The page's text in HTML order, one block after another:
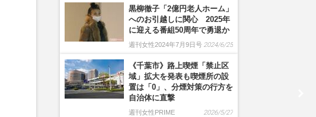
黒柳徹子「2億円老人ホーム」
へのお引越しに関心 2025年
に迎える番組50周年で勇退か
週刊女性2024年7月9日号 2024/6/25
《千葉市》路上喫煙「禁止区
域」拡大を発表も喫煙所の設
置は「0」、分煙対策の行方を
自治体に直撃
週刊女性PRIME 2026/5/27